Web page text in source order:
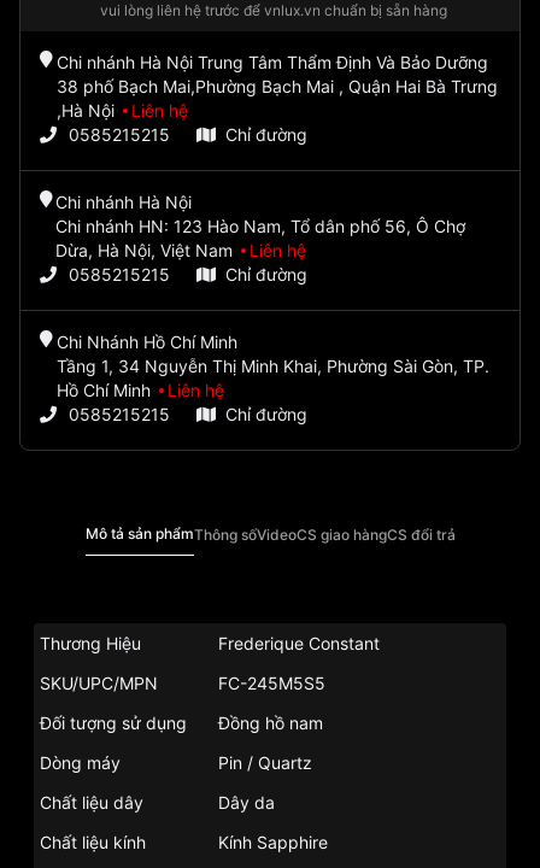
vui lòng liên hệ trước để vnlux.vn chuẩn bị sẵn hàng
Chi nhánh Hà Nội Trung Tâm Thẩm Định Và Bảo Dưỡng
38 phố Bạch Mai,Phường Bạch Mai , Quận Hai Bà Trưng
,Hà Nội
Liên hệ
0585215215
Chỉ đường
Chi nhánh Hà Nội
Chi nhánh HN: 123 Hào Nam, Tổ dân phố 56, Ô Chợ
Dừa, Hà Nội, Việt Nam
Liên hệ
0585215215
Chỉ đường
Chi Nhánh Hồ Chí Minh
Tầng 1, 34 Nguyễn Thị Minh Khai, Phường Sài Gòn, TP.
Hồ Chí Minh
Liên hệ
0585215215
Chỉ đường
Mô tả sản phẩmThông sốVideoCS giao hàngCS đổi trả
Thương Hiệu
Frederique Constant
SKU/UPC/MPN
FC-245M5S5
Đối tượng sử dụng
Đồng hồ nam
Dòng máy
Pin / Quartz
Chất liệu dây
Dây da
Chất liệu kính
Kính Sapphire